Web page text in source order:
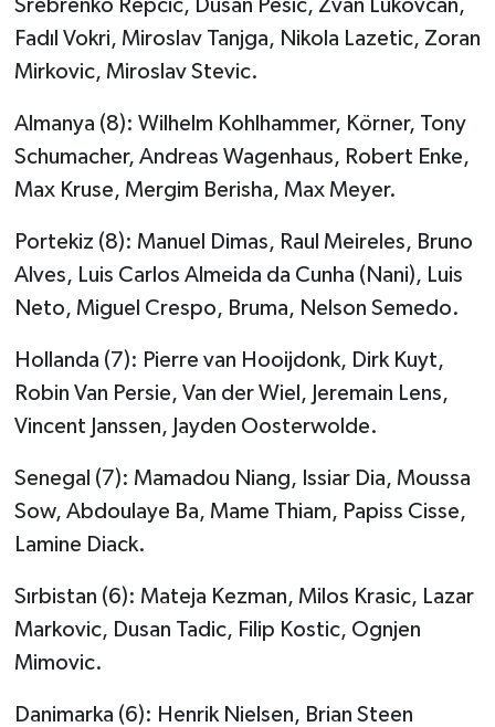
Srebrenko Repcic, Dusan Pesic, Zvan Lukovcan,
Fadıl Vokri, Miroslav Tanjga, Nikola Lazetic, Zoran
Mirkovic, Miroslav Stevic.
Almanya (8): Wilhelm Kohlhammer, Körner, Tony
Schumacher, Andreas Wagenhaus, Robert Enke,
Max Kruse, Mergim Berisha, Max Meyer.
Portekiz (8): Manuel Dimas, Raul Meireles, Bruno
Alves, Luis Carlos Almeida da Cunha (Nani), Luis
Neto, Miguel Crespo, Bruma, Nelson Semedo.
Hollanda (7): Pierre van Hooijdonk, Dirk Kuyt,
Robin Van Persie, Van der Wiel, Jeremain Lens,
Vincent Janssen, Jayden Oosterwolde.
Senegal (7): Mamadou Niang, Issiar Dia, Moussa
Sow, Abdoulaye Ba, Mame Thiam, Papiss Cisse,
Lamine Diack.
Sırbistan (6): Mateja Kezman, Milos Krasic, Lazar
Markovic, Dusan Tadic, Filip Kostic, Ognjen
Mimovic.
Danimarka (6): Henrik Nielsen, Brian Steen